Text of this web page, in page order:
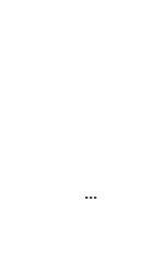
...